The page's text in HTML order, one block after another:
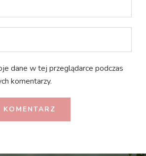
dane w tej przeglądarce podczas
komentarzy.